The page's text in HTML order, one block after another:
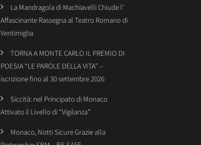
La Mandragola di Machiavelli Chiude l’
Affascinante Rassegna al Teatro Romano di
Ventimiglia
TORNA A MONTE CARLO IL PREMIO DI
POESIA “LE PAROLE DELLA VITA” –
iscrizione fino al 30 settembre 2026
Siccità: nel Principato di Monaco
Attivato il Livello di “Vigilanza”
Monaco, Notti Sicure Grazie alla